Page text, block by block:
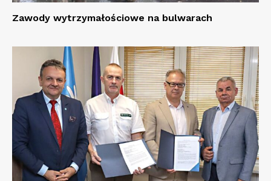
Zawody wytrzymałościowe na bulwarach